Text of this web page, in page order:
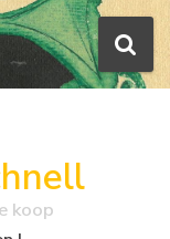
koop